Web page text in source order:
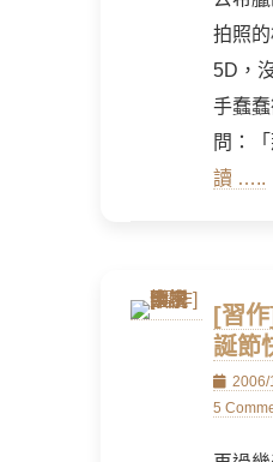
拍照
5D，
手蠢
問：
讀 …..
[習
誕節
Posted
on
2006/
5